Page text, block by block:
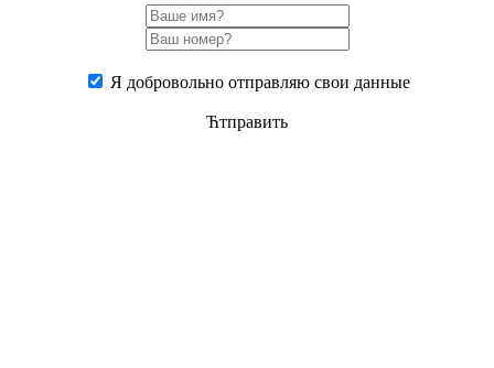
Я добровольно отправляю свои данные
Ћтправить